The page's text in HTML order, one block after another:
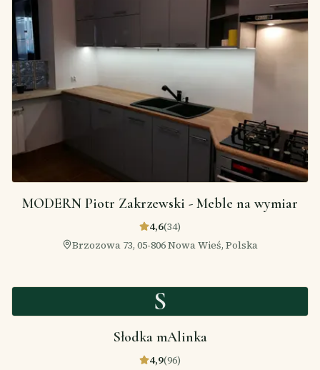
MODERN Piotr Zakrzewski - Meble na wymiar
4,6(34)
Brzozowa 73, 05-806 Nowa Wieś, Polska
S
Słodka mAlinka
4,9(96)